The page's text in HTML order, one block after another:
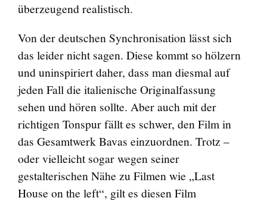
überzeugend realistisch.
Von der deutschen Synchronisation lässt sich
das leider nicht sagen. Diese kommt so hölzern
und uninspiriert daher, dass man diesmal auf
jeden Fall die italienische Originalfassung
sehen und hören sollte. Aber auch mit der
richtigen Tonspur fällt es schwer, den Film in
das Gesamtwerk Bavas einzuordnen. Trotz –
oder vielleicht sogar wegen seiner
gestalterischen Nähe zu Filmen wie „Last
House on the left“, gilt es diesen Film